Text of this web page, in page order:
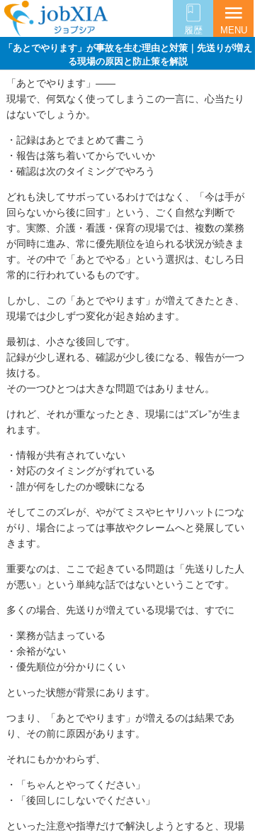
履歴
menu
MENU
「あとでやります」が事故を生む理由と対策｜先送りが増え
る現場の原因と防止策を解説
「あとでやります」――
現場で、何気なく使ってしまうこの一言に、心当たり
はないでしょうか。
・記録はあとでまとめて書こう
・報告は落ち着いてからでいいか
・確認は次のタイミングでやろう
どれも決してサボっているわけではなく、「今は手が
回らないから後に回す」という、ごく自然な判断で
す。実際、介護・看護・保育の現場では、複数の業務
が同時に進み、常に優先順位を迫られる状況が続きま
す。その中で「あとでやる」という選択は、むしろ日
常的に行われているものです。
しかし、この「あとでやります」が増えてきたとき、
現場では少しずつ変化が起き始めます。
最初は、小さな後回しです。
記録が少し遅れる、確認が少し後になる、報告が一つ
抜ける。
その一つひとつは大きな問題ではありません。
けれど、それが重なったとき、現場には“ズレ”が生ま
れます。
・情報が共有されていない
・対応のタイミングがずれている
・誰が何をしたのか曖昧になる
そしてこのズレが、やがてミスやヒヤリハットにつな
がり、場合によっては事故やクレームへと発展してい
きます。
重要なのは、ここで起きている問題は「先送りした人
が悪い」という単純な話ではないということです。
多くの場合、先送りが増えている現場では、すでに
・業務が詰まっている
・余裕がない
・優先順位が分かりにくい
といった状態が背景にあります。
つまり、「あとでやります」が増えるのは結果であ
り、その前に原因があります。
それにもかかわらず、
・「ちゃんとやってください」
・「後回しにしないでください」
といった注意や指導だけで解決しようとすると、現場